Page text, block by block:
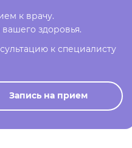
к врачу.
здоровья.
к специалисту
Запись на прием